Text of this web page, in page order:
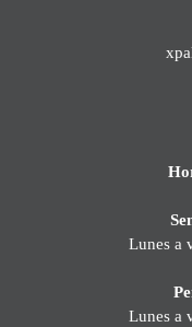
Lunes a
Lunes a